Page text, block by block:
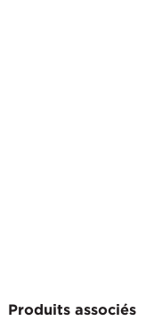
Produits associés